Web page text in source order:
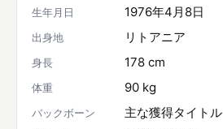
生年月日 1976年4月8日
出身地 リトアニア
身長 178 cm
体重 90 kg
バックボーン 主な獲得タイトル